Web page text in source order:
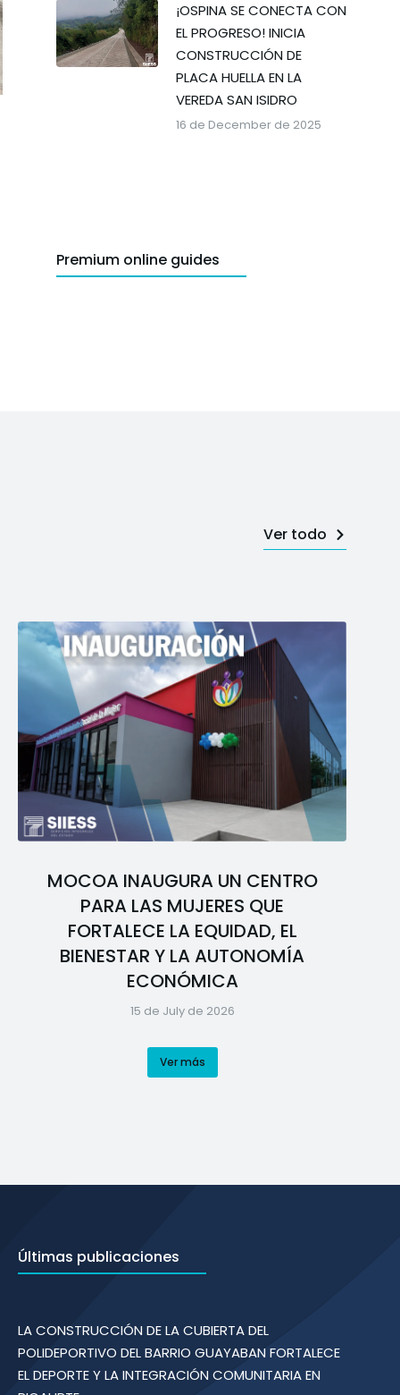
¡OSPINA SE CONECTA CON
EL PROGRESO! INICIA
CONSTRUCCIÓN DE
PLACA HUELLA EN LA
VEREDA SAN ISIDRO
16 de December de 2025
Premium online guides
Ver todo
MOCOA INAUGURA UN CENTRO
PARA LAS MUJERES QUE
FORTALECE LA EQUIDAD, EL
BIENESTAR Y LA AUTONOMÍA
ECONÓMICA
15 de July de 2026
Ver más
Últimas publicaciones
LA CONSTRUCCIÓN DE LA CUBIERTA DEL
POLIDEPORTIVO DEL BARRIO GUAYABAN FORTALECE
EL DEPORTE Y LA INTEGRACIÓN COMUNITARIA EN